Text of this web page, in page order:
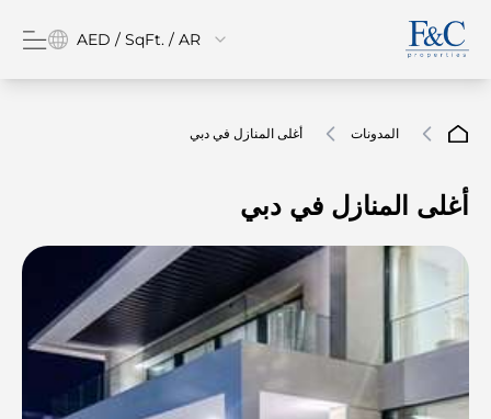
AED / SqFt. / AR
المدونات أغلى المنازل في دبي
أغلى المنازل في دبي